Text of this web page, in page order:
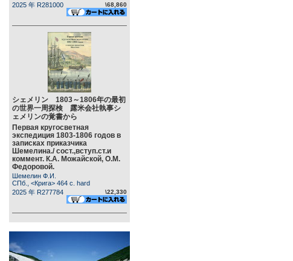
2025 年 R281000
\68,860
シェメリン 1803～1806年の最初
の世界一周探検 露米会社執事シ
ェメリンの覚書から
Первая кругосветная
экспедиция 1803-1806 годов в
записках приказчика
Шемелина./ сост.,вступ.ст.и
коммент. К.А. Можайской, О.М.
Федоровой.
Шемелин Ф.И.
СПб., <Крига> 464 c. hard
2025 年 R277784
\22,330